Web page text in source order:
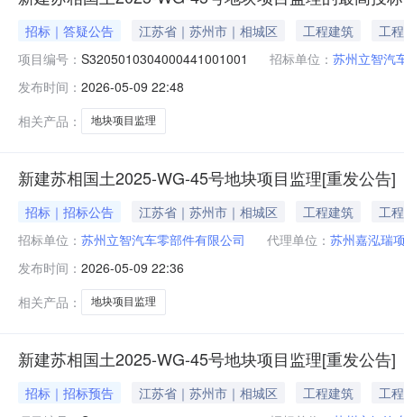
招标｜答疑公告 江苏省｜苏州市｜相城区 工程建筑
工程
项目编号： S3205010304000441001001 招标单位： 苏州立智汽
发布时间： 2026-05-09 22:48
相关产品：
地块项目监理
新建苏相国土2025-WG-45号地块项目监理[重发公告]
招标｜招标公告 江苏省｜苏州市｜相城区 工程建筑
工程
招标单位： 苏州立智汽车零部件有限公司 代理单位： 苏州嘉泓瑞
发布时间： 2026-05-09 22:36
相关产品：
地块项目监理
新建苏相国土2025-WG-45号地块项目监理[重发公告]
招标｜招标预告 江苏省｜苏州市｜相城区 工程建筑
工程